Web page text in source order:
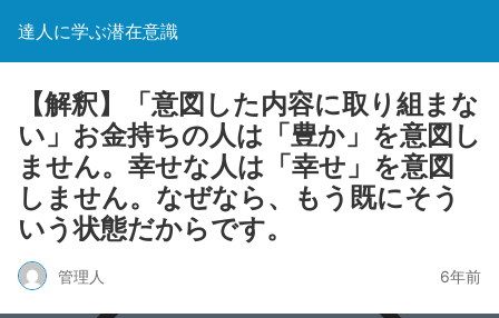
達人に学ぶ潜在意識
【解釈】「意図した内容に取り組まな
い」お金持ちの人は「豊か」を意図し
ません。幸せな人は「幸せ」を意図
しません。なぜなら、もう既にそう
いう状態だからです。
管理人 6年前